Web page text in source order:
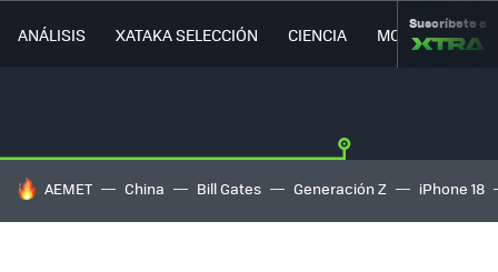
ANÁLISIS XATAKA SELECCIÓN CIENCIA MOVILIDAD
Suscríbete a
HOY SE HABLA DE
AEMET China Bill Gates Generación Z iPhone 18